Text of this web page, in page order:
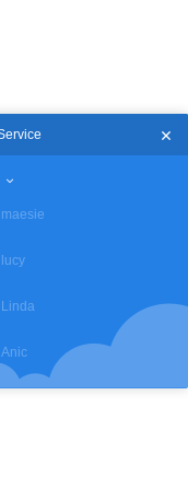
maesie
lucy
Linda
Anic